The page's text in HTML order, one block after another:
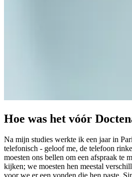
Hoe was het vóór
Na mijn studies werkte ik een jaar in
telefonisch - geloof me, de telefoon
moesten ons bellen om een afspraak te
kijken; we moesten hen meestal